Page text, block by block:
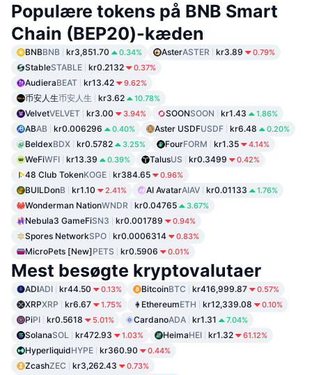
Populære tokens på BNB Smart
Chain (BEP20)-kæden
BNBBNB kr3,851.70 0.34% AsterASTER kr3.89 0.79%
StableSTABLE kr0.2132 0.37%
AudieraBEAT kr13.42 9.62%
币安人生币安人生 kr3.62 10.78%
VelvetVELVET kr3.00 3.94% SOONSOON kr1.43 1.86%
ABAB kr0.006296 0.40% Aster USDFUSDF kr6.48 0.20%
BeldexBDX kr0.5782 3.25% FourFORM kr1.35 4.14%
WeFiWFI kr13.39 0.39% TalusUS kr0.3499 0.42%
48 Club TokenKOGE kr384.65 0.96%
BUILDonB kr1.10 2.41% AI AvatarAIAV kr0.01133 1.76%
Wonderman NationWNDR kr0.04765 3.67%
Nebula3 GameFiSN3 kr0.001789 0.94%
Spores NetworkSPO kr0.0006314 0.83%
MicroPets [New]PETS kr0.5906 0.01%
Mest besøgte kryptovalutaer
ADIADI kr44.50 0.13% BitcoinBTC kr416,999.87 0.57%
XRPXRP kr6.67 1.75% EthereumETH kr12,339.08 0.10%
PiPI kr0.5618 5.01% CardanoADA kr1.31 7.04%
SolanaSOL kr472.93 1.03% HeimaHEI kr1.32 61.12%
HyperliquidHYPE kr360.90 0.44%
ZcashZEC kr3,262.43 0.73%